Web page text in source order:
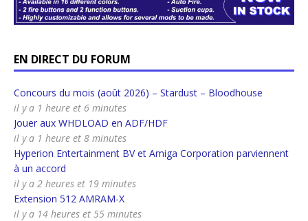
EN DIRECT DU FORUM
Concours du mois (août 2026) – Stardust – Bloodhouse
il y a 1 heure et 6 minutes
Jouer aux WHDLOAD en ADF/HDF
il y a 1 heure et 8 minutes
Hyperion Entertainment BV et Amiga Corporation parviennent
à un accord
il y a 2 heures et 19 minutes
Extension 512 AMRAM-X
il y a 14 heures et 55 minutes